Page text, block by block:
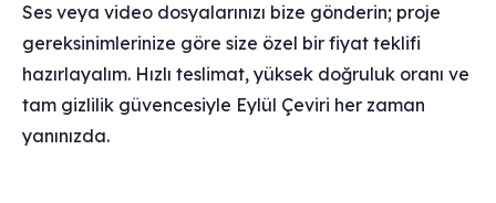
Ses veya video dosyalarınızı bize gönderin; proje
gereksinimlerinize göre size özel bir fiyat teklifi
hazırlayalım. Hızlı teslimat, yüksek doğruluk oranı ve
tam gizlilik güvencesiyle Eylül Çeviri her zaman
yanınızda.